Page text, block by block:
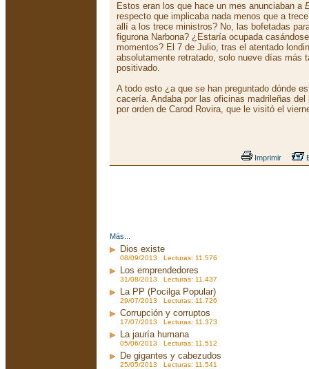
Estos eran los que hace un mes anunciaban a
respecto que implicaba nada menos que a
allí a los trece ministros? No, las bofetadas
figurona Narbona? ¿Estaría ocupada
momentos? El 7 de Julio, tras el atentado
absolutamente retratado, solo nueve días más
positivado.
A todo esto ¿a que se han preguntado dónde
cacería. Andaba por las oficinas madrileñas
por orden de Carod Rovira, que le visitó el
Imprimir
Más...
Dios existe
08/09/2013 Lecturas: 11.576
Los emprendedores
31/08/2013 Lecturas: 11.437
La PP (Pocilga Popular)
29/07/2013 Lecturas: 11.726
Corrupción y corruptos
17/07/2013 Lecturas: 11.373
La jauría humana
05/06/2013 Lecturas: 11.512
De gigantes y cabezudos
25/05/2013 Lecturas: 11.541